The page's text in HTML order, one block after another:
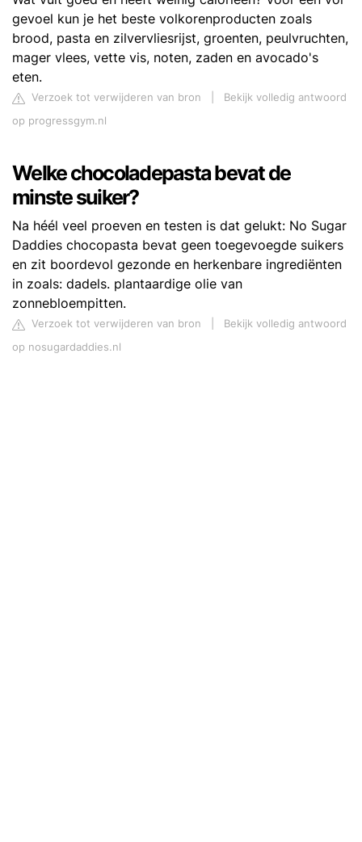
gevoel kun je het beste volkorenproducten zoals
brood, pasta en zilvervliesrijst, groenten, peulvruchten,
mager vlees, vette vis, noten, zaden en avocado's
eten.
Verzoek tot verwijderen van bron
Bekijk volledig antwoord
op progressgym.nl
Welke chocoladepasta bevat de
minste suiker?
Na héél veel proeven en testen is dat gelukt: No Sugar
Daddies chocopasta bevat geen toegevoegde suikers
en zit boordevol gezonde en herkenbare ingrediënten
in zoals: dadels. plantaardige olie van
zonnebloempitten.
Verzoek tot verwijderen van bron
Bekijk volledig antwoord
op nosugardaddies.nl